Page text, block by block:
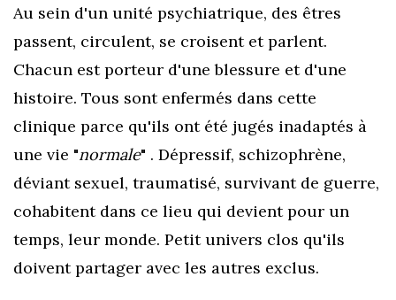
Au sein d'un unité psychiatrique, des êtres
passent, circulent, se croisent et parlent.
Chacun est porteur d'une blessure et d'une
histoire. Tous sont enfermés dans cette
clinique parce qu'ils ont été jugés inadaptés à
une vie "normale" . Dépressif, schizophrène,
déviant sexuel, traumatisé, survivant de guerre,
cohabitent dans ce lieu qui devient pour un
temps, leur monde. Petit univers clos qu'ils
doivent partager avec les autres exclus.